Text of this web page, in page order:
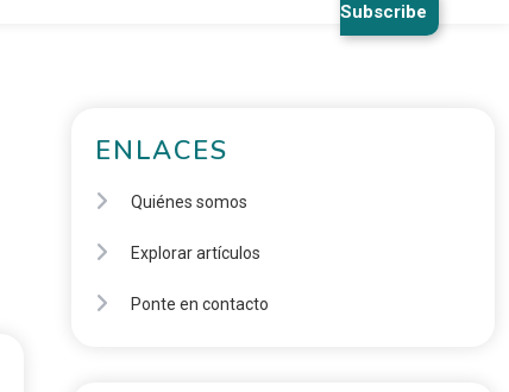
Subscribe
ENLACES
Quiénes somos
Explorar artículos
Ponte en contacto